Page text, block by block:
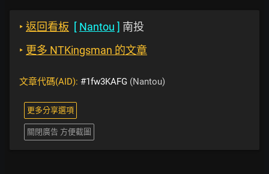
‣ 返回看板 [ Nantou ] 南投
‣ 更多 NTKingsman 的文章
文章代碼(AID): #1fw3KAFG (Nantou)
更多分享選項
關閉廣告 方便截圖